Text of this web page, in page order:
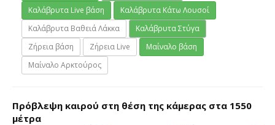
Καλάβρυτα Live βάση
Καλάβρυτα Κάτω Λουσοί
Καλάβρυτα Βαθειά Λάκκα
Καλάβρυτα Στύγα
Ζήρεια βάση
Ζήρεια Live
Μαίναλο βάση
Μαίναλο Αρκτούρος
Πρόβλεψη καιρού στη θέση της κάμερας στα 1550
μέτρα